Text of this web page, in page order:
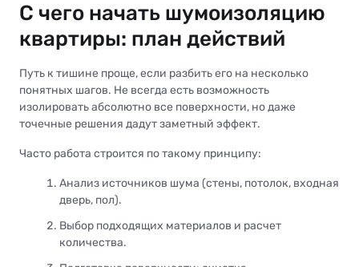
С чего начать шумоизоляцию
квартиры: план действий
Путь к тишине проще, если разбить его на несколько
понятных шагов. Не всегда есть возможность
изолировать абсолютно все поверхности, но даже
точечные решения дадут заметный эффект.
Часто работа строится по такому принципу:
Анализ источников шума (стены, потолок, входная
дверь, пол).
Выбор подходящих материалов и расчет
количества.